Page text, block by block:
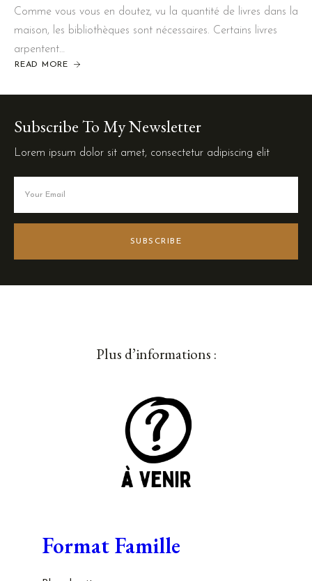
Comme vous vous en doutez, vu la quantité de livres dans la
maison, les bibliothèques sont nécessaires. Certains livres
arpentent…
READ MORE
Subscribe To My Newsletter
Lorem ipsum dolor sit amet, consectetur adipiscing elit
SUBSCRIBE
Plus d’informations :
Format Famille